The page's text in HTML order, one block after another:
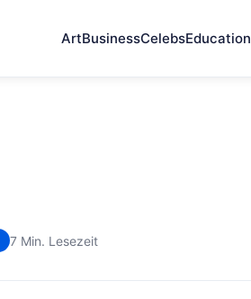
ArtBusinessCelebsEducation
7 Min. Lesezeit